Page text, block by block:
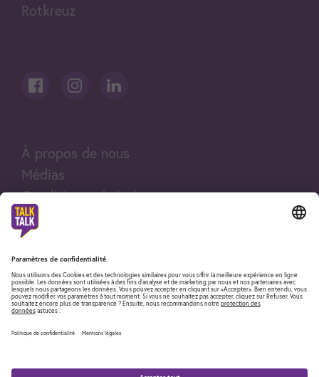
Rotkreuz
À propos de nous
Médias
Conditions générales
Mentions légales
Impressum
Fair Use Policy